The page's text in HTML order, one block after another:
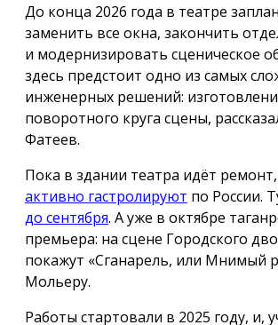
До конца 2026 года в театре
заменить все окна, закончить
и модернизировать сценическое
здесь предстоит одно из самых
инженерных решений:
поворотного круга сцены,
Фатеев.
Пока в здании театра идёт
активно гастролируют по России.
до сентября. А уже в октябре
премьера: на сцене Городского
покажут «Сганарель, или Мнимый
Мольеру.
Работы стартовали в 2025 году, и,